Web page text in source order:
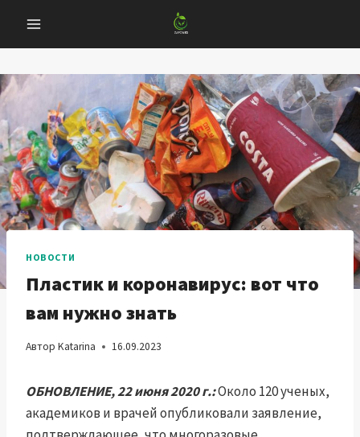
содержанию
НОВОСТИ
Пластик и коронавирус: вот что
вам нужно знать
Автор Katarina 16.09.2023
ОБНОВЛЕНИЕ, 22 июня 2020 г.:Около 120 ученых,
академиков и врачей опубликовали заявление,